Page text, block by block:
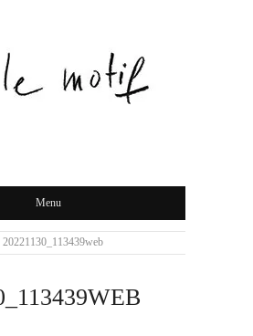
Menu
20221130_113439web